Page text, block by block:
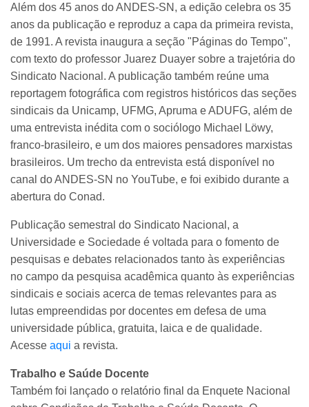
Além dos 45 anos do ANDES-SN, a edição celebra os 35
anos da publicação e reproduz a capa da primeira revista,
de 1991. A revista inaugura a seção "Páginas do Tempo",
com texto do professor Juarez Duayer sobre a trajetória do
Sindicato Nacional. A publicação também reúne uma
reportagem fotográfica com registros históricos das seções
sindicais da Unicamp, UFMG, Apruma e ADUFG, além de
uma entrevista inédita com o sociólogo Michael Löwy,
franco-brasileiro, e um dos maiores pensadores marxistas
brasileiros. Um trecho da entrevista está disponível no
canal do ANDES-SN no YouTube, e foi exibido durante a
abertura do Conad.
Publicação semestral do Sindicato Nacional, a
Universidade e Sociedade é voltada para o fomento de
pesquisas e debates relacionados tanto às experiências
no campo da pesquisa acadêmica quanto às experiências
sindicais e sociais acerca de temas relevantes para as
lutas empreendidas por docentes em defesa de uma
universidade pública, gratuita, laica e de qualidade.
Acesse aqui a revista.
Trabalho e Saúde Docente
Também foi lançado o relatório final da Enquete Nacional